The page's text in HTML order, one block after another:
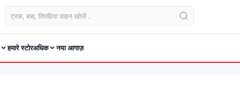
हमारे स्टोरअधिक नया आगाज़